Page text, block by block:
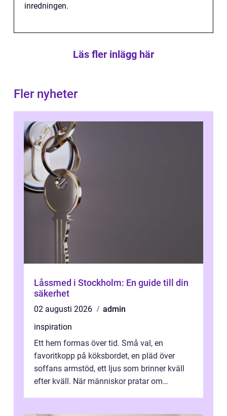
inredningen.
Läs fler inlägg här
Fler nyheter
Låssmed i Stockholm: En guide till din
säkerhet
02 augusti 2026
admin
inspiration
Ett hem formas över tid. Små val, en
favoritkopp på köksbordet, en pläd över
soffans armstöd, ett ljus som brinner kväll
efter kväll. När människor pratar om